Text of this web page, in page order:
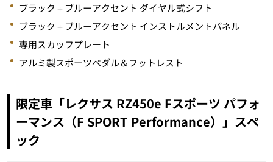
ブラック＋ブルーアクセント ダイヤル式シフト
ブラック＋ブルーアクセント インストルメントパネル
専用スカッフプレート
アルミ製スポーツペダル＆フットレスト
限定車「レクサス RZ450e Fスポーツ パフォ
ーマンス（F SPORT Performance）」スペ
ック